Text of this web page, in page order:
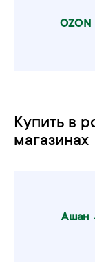
OZON
Купить в
магазинах
‎Ашан